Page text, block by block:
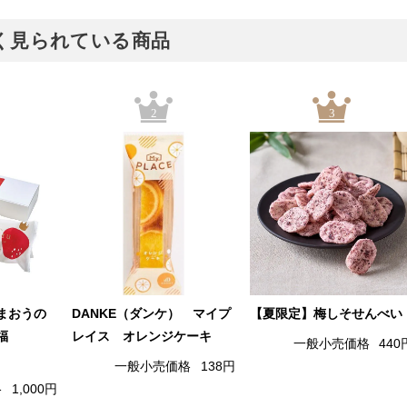
見られている商品
おうの
1,000円
2
DANKE（ダンケ） マイプ
レイス オレンジケーキ
一般小売価格 138円
3
【夏限定】梅しそせんべい
一般小売価格 440